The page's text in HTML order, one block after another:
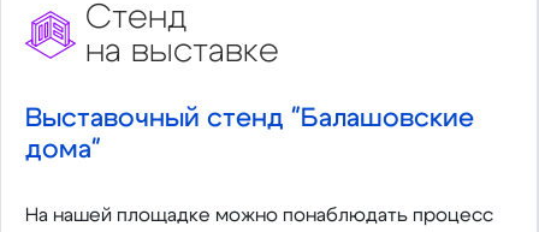
Стенд
на выставке
Выставочный стенд "Балашовские
дома"
На нашей площадке можно понаблюдать процесс